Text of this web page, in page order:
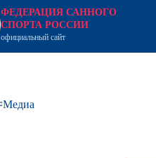
ФЕДЕРАЦИЯ САННОГО
СПОРТА РОССИИ
официальный сайт
Медиа